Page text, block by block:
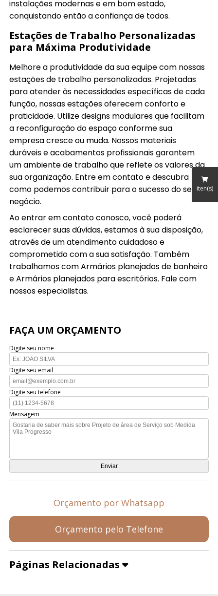
iten(s)
instalações modernas e em bom estado,
conquistando então a confiança de todos.
Estações de Trabalho Personalizadas
para Máxima Produtividade
Melhore a produtividade da sua equipe com nossas
estações de trabalho personalizadas. Projetadas
para atender às necessidades específicas de cada
função, nossas estações oferecem conforto e
praticidade. Utilize designs modulares que facilitam
a reconfiguração do espaço conforme sua
empresa cresce ou muda. Nossos materiais
duráveis e acabamentos profissionais garantem
um ambiente de trabalho que reflete os valores da
sua organização. Entre em contato e descubra
como podemos contribuir para o sucesso do seu
negócio.
Ao entrar em contato conosco, você poderá
esclarecer suas dúvidas, estamos à sua disposição,
através de um atendimento cuidadoso e
comprometido com a sua satisfação. Também
trabalhamos com Armários planejados de banheiro
e Armários planejados para escritórios. Fale com
nossos especialistas.
FAÇA UM ORÇAMENTO
Digite seu nome
Digite seu email
Digite seu telefone
Mensagem
Orçamento por Whatsapp
Orçamento pelo Telefone
Páginas Relacionadas